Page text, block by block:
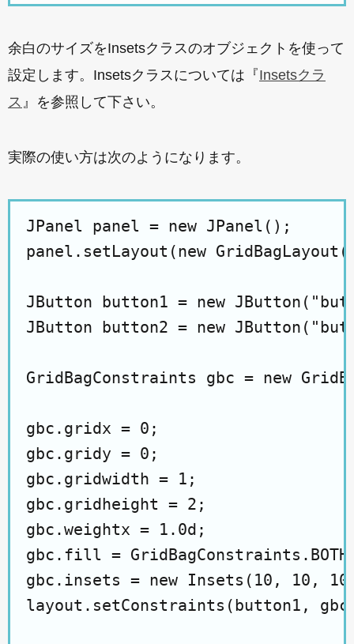
余白のサイズをInsetsクラスのオブジェクトを使って
設定します。Insetsクラスについては『Insetsクラ
ス 』を参照して下さい。
実際の使い方は次のようになります。
JPanel panel = new JPanel();
panel.setLayout(new
JButton button1 = new
JButton button2 = new
GridBagConstraints gbc = new
gbc.gridx = 0;
gbc.gridy = 0;
gbc.gridwidth = 1;
gbc.gridheight = 2;
gbc.weightx = 1.0d;
gbc.fill =
gbc.insets = new Insets(10, 10,
layout.setConstraints(button1,